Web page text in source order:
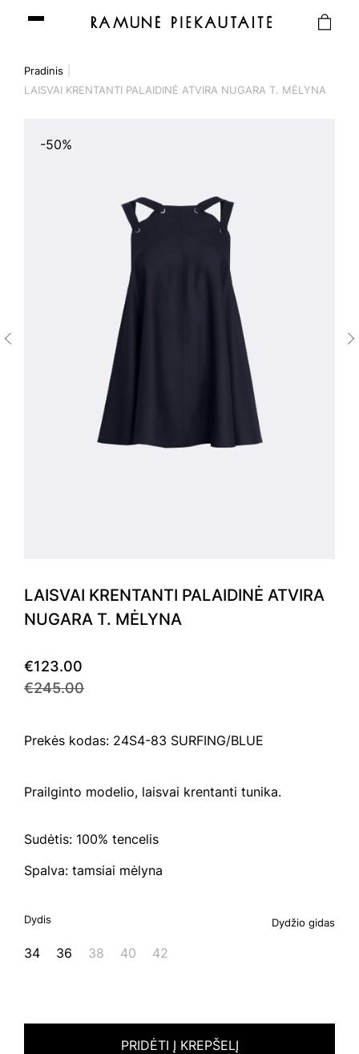
Pradinis
LAISVAI KRENTANTI PALAIDINĖ ATVIRA NUGARA T. MĖLYNA
-50%
LAISVAI KRENTANTI PALAIDINĖ ATVIRA
NUGARA T. MĖLYNA
€123.00
€245.00
Prekės kodas: 24S4-83 SURFING/BLUE
Prailginto modelio, laisvai krentanti tunika.
Sudėtis: 100% tencelis
Spalva: tamsiai mėlyna
Dydis Dydžio gidas
34 36 38 40 42
PRIDĖTI Į KREPŠELĮ